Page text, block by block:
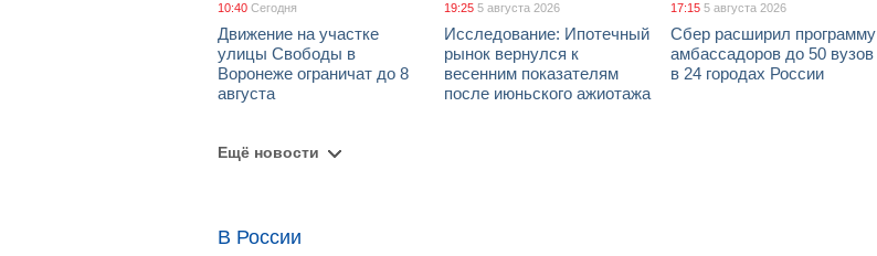
10:40 Сегодня
Движение на участке
улицы Свободы в
Воронеже ограничат до 8
августа
19:25 5 августа 2026
Исследование: Ипотечный
рынок вернулся к
весенним показателям
после июньского ажиотажа
17:15 5 августа 2026
Сбер расширил программу
амбассадоров до 50 вузов
в 24 городах России
Ещё новости
В России